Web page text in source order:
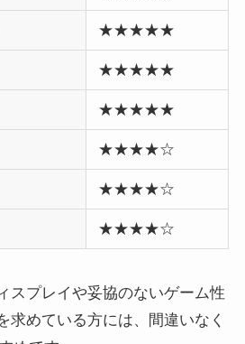
★★★★★
★★★★★
★★★★★
★★★★☆
★★★★☆
★★★★☆
スプレイや妥協のないゲーム性
求めている方には、間違いなく